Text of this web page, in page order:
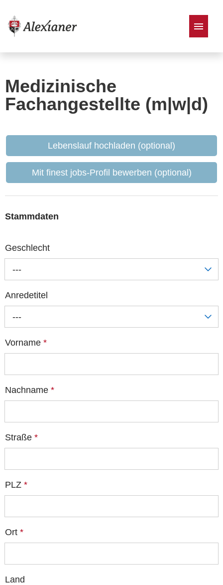
Medizinische
Fachangestellte (m|w|d)
Lebenslauf hochladen (optional)
Mit finest jobs-Profil bewerben (optional)
Stammdaten
Geschlecht
---
Anredetitel
---
Vorname *
Nachname *
Straße *
PLZ *
Ort *
Land